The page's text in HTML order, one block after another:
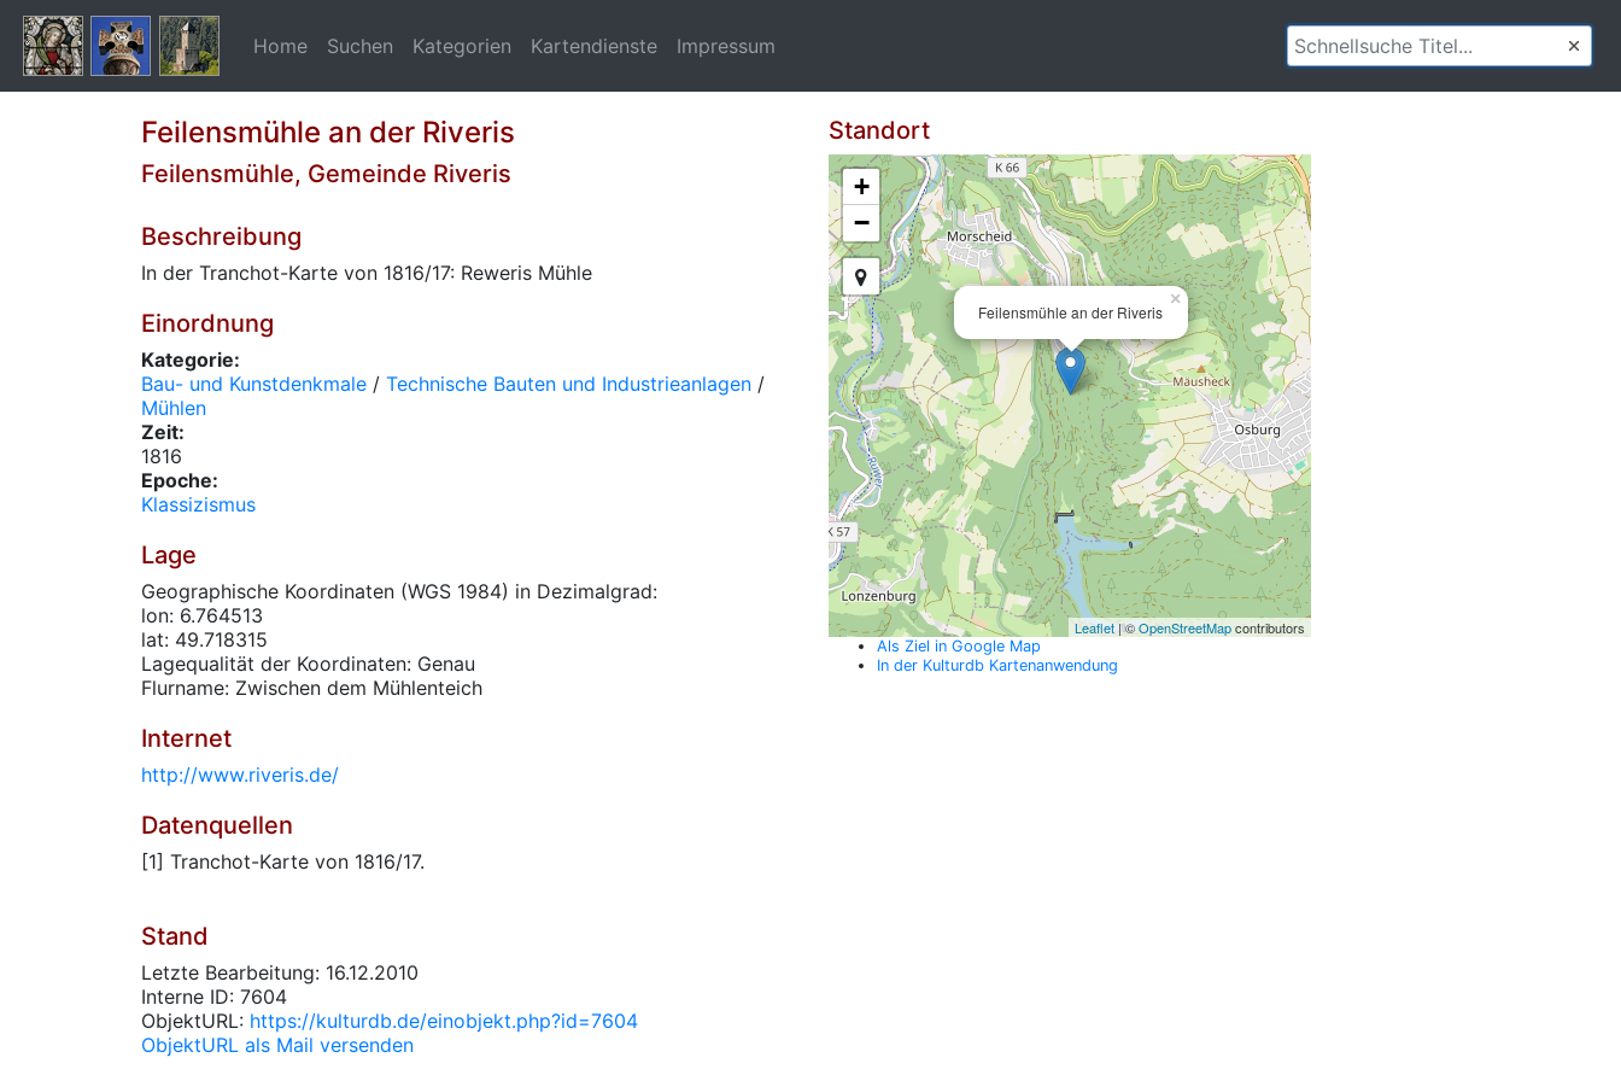
Home Suchen Kategorien Kartendienste Impressum
Feilensmühle an der Riveris
Feilensmühle, Gemeinde Riveris
Beschreibung
In der Tranchot-Karte von 1816/17: Reweris Mühle
Einordnung
Kategorie:
Bau- und Kunstdenkmale / Technische Bauten und Industrieanlagen /
Mühlen
Zeit:
1816
Epoche:
Klassizismus
Lage
Geographische Koordinaten (WGS 1984) in Dezimalgrad:
lon: 6.764513
lat: 49.718315
Lagequalität der Koordinaten: Genau
Flurname: Zwischen dem Mühlenteich
Internet
http://www.riveris.de/
Datenquellen
[1] Tranchot-Karte von 1816/17.
Stand
Letzte Bearbeitung: 16.12.2010
Interne ID: 7604
ObjektURL: https://kulturdb.de/einobjekt.php?id=7604
ObjektURL als Mail versenden
Standort
Feilensmühle an der Riveris
×
+
−
Leaflet| ©OpenStreetMapcontributors
Als Ziel in Google Map
In der Kulturdb Kartenanwendung